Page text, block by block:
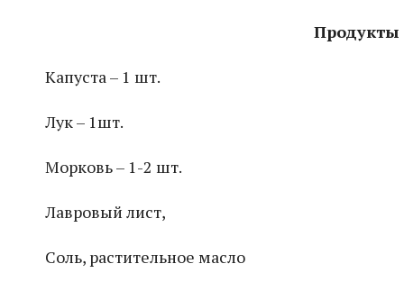
Капуста – 1 шт.
Лук – 1шт.
Морковь – 1-2 шт.
Лавровый лист,
Соль, растительное масло